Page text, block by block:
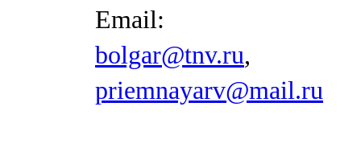
Email:
bolgar@tnv.ru,
priemnayarv@mail.ru